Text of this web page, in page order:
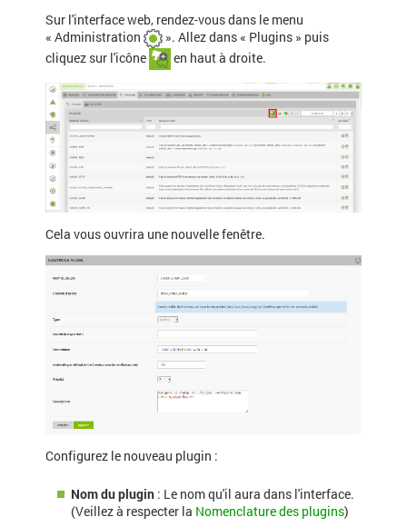
Sur l'interface web, rendez-vous dans le menu
« Administration
». Allez dans « Plugins » puis
cliquez sur l'icône
en haut à droite.
Cela vous ouvrira une nouvelle fenêtre.
Configurez le nouveau plugin :
Nom du plugin : Le nom qu'il aura dans l'interface.
(Veillez à respecter la Nomenclature des plugins)